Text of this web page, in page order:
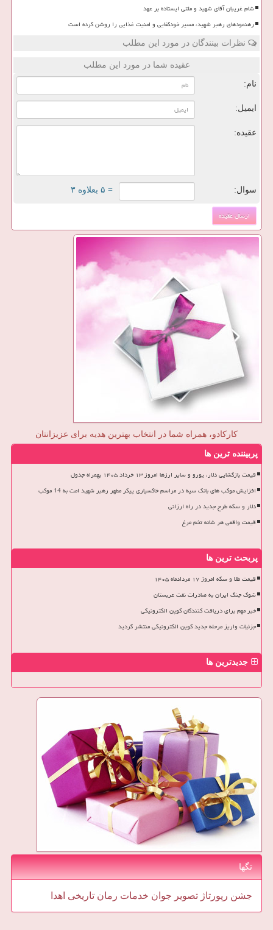
شام غریبان آقای شهید و ملتی ایستاده بر عهد
رهنمودهای رهبر شهید، مسیر خودکفایی و امنیت غذایی را روشن کرده است
نظرات بینندگان در مورد این مطلب
عقیده شما در مورد این مطلب
نام:
ایمیل:
عقیده:
سوال: = ۵ بعلاوه ۳
کارکادو، همراه شما در انتخاب بهترین هدیه برای عزیزانتان
پربیننده ترین ها
قیمت بازگشایی دلار، یورو و سایر ارزها امروز ۱۳ خرداد ۱۴۰۵ بهمراه جدول
افزایش موکب های بانک سپه در مراسم خاکسپاری پیکر مطهر رهبر شهید امت به 14 موکب
دلار و سکه طرح جدید در راه ارزانی
قیمت واقعی هر شانه تخم مرغ
پربحث ترین ها
قیمت طلا و سکه امروز ۱۷ مردادماه ۱۴۰۵
شوک جنگ ایران به صادرات نفت عربستان
خبر مهم برای دریافت کنندگان کوپن الکترونیکی
جزئیات واریز مرحله جدید کوپن الکترونیکی منتشر گردید
جدیدترین ها
تگها
جشن رپورتاژ تصویر جوان خدمات رمان تاریخی اهدا